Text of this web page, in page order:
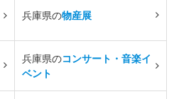
兵庫県の物産展
兵庫県のコンサート・音楽イ
ベント